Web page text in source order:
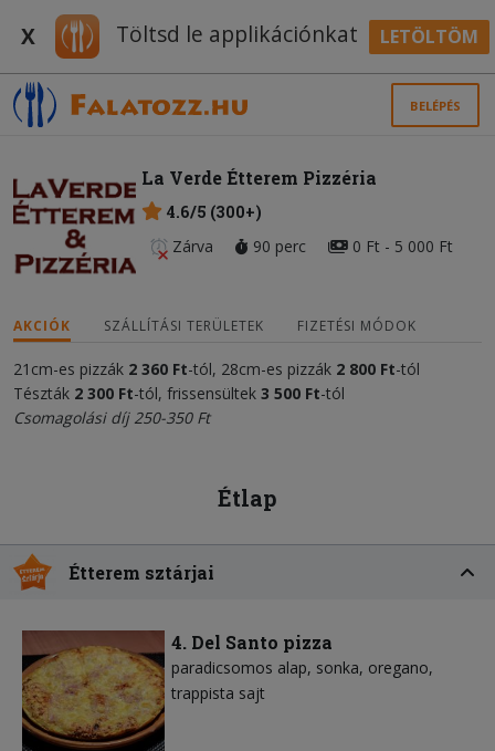
X Töltsd le applikációnkat LETÖLTÖM
BELÉPÉS
La Verde Étterem Pizzéria
4.6/5 (300+)
Zárva
90 perc 0 Ft - 5 000 Ft
AKCIÓK SZÁLLÍTÁSI TERÜLETEK FIZETÉSI MÓDOK
21cm-es pizzák 2 360 Ft-tól, 28cm-es pizzák 2 800 Ft-tól
Tészták 2 300 Ft-tól, frissensültek 3 500 Ft-tól
Csomagolási díj 250-350 Ft
Étlap
Étterem sztárjai
4. Del Santo pizza
paradicsomos alap sonka oregano
trappista sajt